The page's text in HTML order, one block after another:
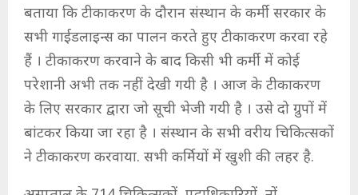
बताया कि टीकाकरण के दौरान संस्थान के कर्मी सरकार के
सभी गाईडलाइन्स का पालन करते हुए टीकाकरण करवा रहे
हैं । टीकाकरण करवाने के बाद किसी भी कर्मी में कोई
परेशानी अभी तक नहीं देखी गयी है । आज के टीकाकरण
के लिए सरकार द्वारा जो सूची भेजी गयी है । उसे दो ग्रुपों में
बांटकर किया जा रहा है । संस्थान के सभी वरीय चिकित्सकों
ने टीकाकरण करवाया. सभी कर्मियों में खुशी की लहर है.